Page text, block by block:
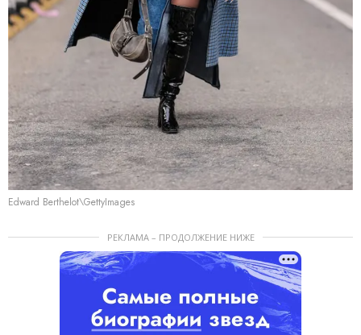
Edward Berthelot\GettyImages
РЕКЛАМА – ПРОДОЛЖЕНИЕ НИЖЕ